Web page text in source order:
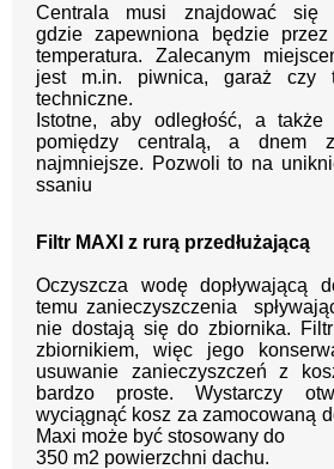
Centrala musi znajdować się
gdziezapewniona będzie
temperatura. Zalecanym
jest m.in. piwnica, garaż czy
techniczne.
Istotne, aby odległość, a także
pomiędzy centralą, a dnem
najmniejsze. Pozwoli to na
ssaniu
Filtr MAXI z rurą przedłużającą
Oczyszcza wodę dopływającą
temu zanieczyszczenia
nie dostają się do zbiornika.
zbiornikiem, więc jego konser
usuwanie zanieczyszczeń z ko
bardzo proste. Wystarczy
wyciągnąć kosz za zamocowaną
Maxi może być stosowany do
350 m2 powierzchni dachu.